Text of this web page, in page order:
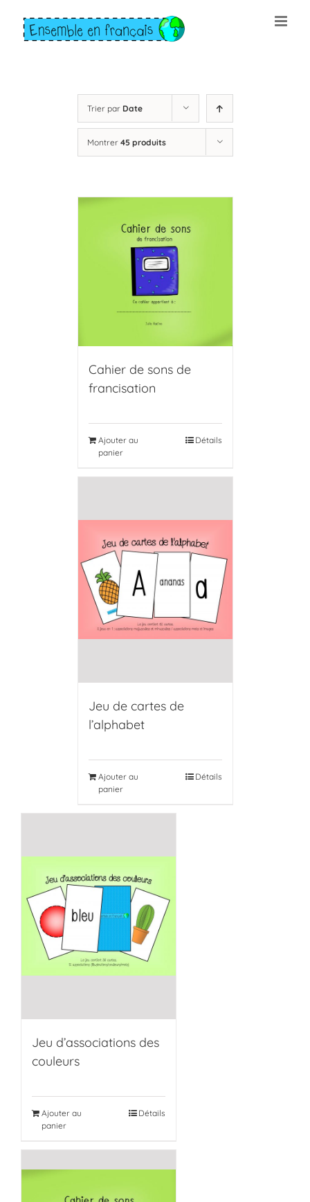
content
Trier par Date
Montrer 45 produits
Cahier de sons de
francisation
Ajouter au
panier
Détails
Jeu de cartes de
l’alphabet
Ajouter au
panier
Détails
Jeu d’associations des
couleurs
Ajouter au
panier
Détails